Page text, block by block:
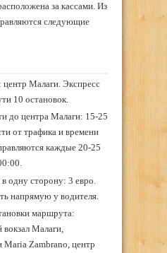
за кассами. Из
следующие
центр Малаги. Экспресс
10 остановок.
до центра Малаги: 15-25
от трафика и времени
каждые 20-25
одну сторону: 3 евро.
напрямую у водителя.
маршрута:
Малаги,
Maria Zambrano, центр